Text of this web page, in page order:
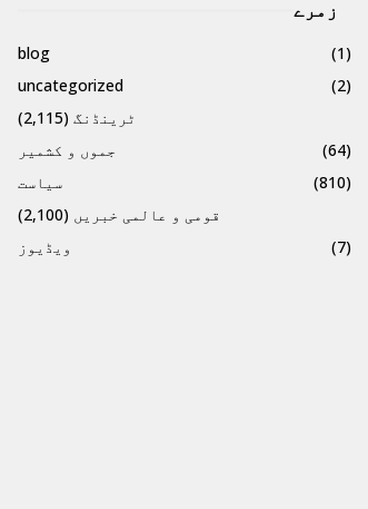
زمرے
blog
(1)
uncategorized
(2)
ٹرینڈنگ (2,115)
جموں و کشمیر
(64)
سیاست
(810)
قومی و عالمی خبریں (2,100)
ویڈیوز
(7)